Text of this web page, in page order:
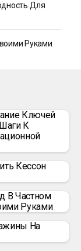
Для
Руками
Ключей
К
Кессон
В Частном
Руками
На